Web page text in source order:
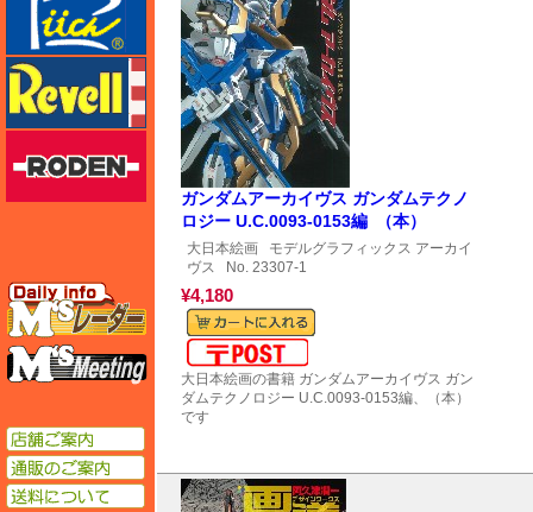
ガンダムアーカイヴス ガンダムテクノ
ロジー U.C.0093-0153編 （本）
大日本絵画
モデルグラフィックス アーカイ
ヴス No. 23307-1
¥4,180
大日本絵画の書籍 ガンダムアーカイヴス ガン
ダムテクノロジー U.C.0093-0153編、（本）
です
レベル
ローデン
エムズレーダー
エムズミーティング
送料について